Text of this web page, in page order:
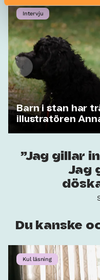
Intervju
Barn i stan har
illustratören
‹
Jag gillar
Jag
Du kanske
Kul läsning